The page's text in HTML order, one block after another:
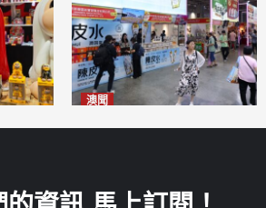
澳聞